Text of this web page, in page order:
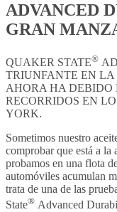
ADVANCED
GRAN
QUAKER STATE®
TRIUNFANTE EN LA
AHORA HA DEBIDO
RECORRIDOS EN
YORK.
Sometimos nuestro
comprobar que está a la
probamos en una flota
automóviles acumulan
trata de una de las
State® Advanced